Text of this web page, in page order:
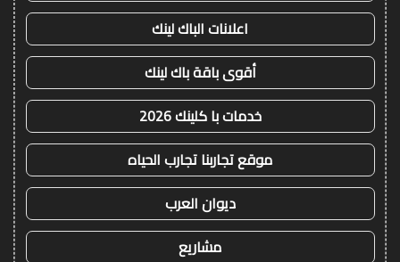
اعلانات الباك لينك
أقوى باقة باك لينك
خدمات با كلينك 2026
موقع تجاربنا تجارب الحياه
ديوان العرب
مشاريع